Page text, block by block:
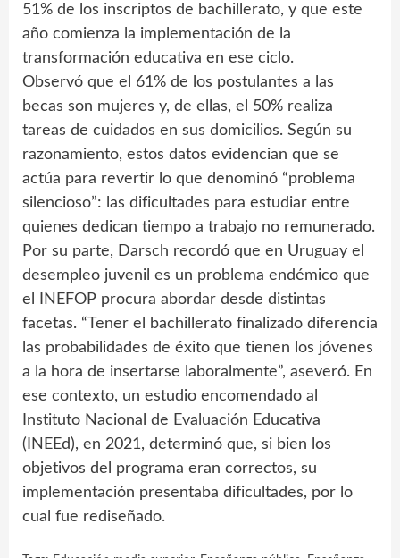
51% de los inscriptos de bachillerato, y que este
año comienza la implementación de la
transformación educativa en ese ciclo.
Observó que el 61% de los postulantes a las
becas son mujeres y, de ellas, el 50% realiza
tareas de cuidados en sus domicilios. Según su
razonamiento, estos datos evidencian que se
actúa para revertir lo que denominó “problema
silencioso”: las dificultades para estudiar entre
quienes dedican tiempo a trabajo no remunerado.
Por su parte, Darsch recordó que en Uruguay el
desempleo juvenil es un problema endémico que
el INEFOP procura abordar desde distintas
facetas. “Tener el bachillerato finalizado diferencia
las probabilidades de éxito que tienen los jóvenes
a la hora de insertarse laboralmente”, aseveró. En
ese contexto, un estudio encomendado al
Instituto Nacional de Evaluación Educativa
(INEEd), en 2021, determinó que, si bien los
objetivos del programa eran correctos, su
implementación presentaba dificultades, por lo
cual fue rediseñado.